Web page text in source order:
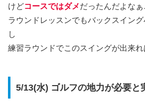
けどコースではダメだったんだよな
ラウンドレッスンでもバックスイン
し
練習ラウンドでこのスイングが出来
5/13(水) ゴルフの地力が必要と